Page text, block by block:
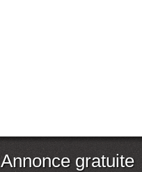
Annonce gratuite